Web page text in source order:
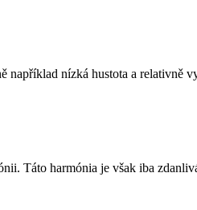
například nízká hustota a relativně
Táto harmónia je však iba